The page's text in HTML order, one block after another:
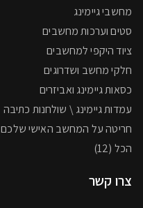
מחשבי גיימינג
סטים וערכות מחשבים
ציוד היקפי למחשבים
חלקי מחשב ושדרוגים
כסאות גיימינג ואביזרים
עמדות גיימינג \ שולחנות כתיבה
חריטה על המחשב האישי שלכם
הכל (12)
צרו קשר